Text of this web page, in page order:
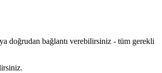
doğrudan bağlantı verebilirsiniz - tüm gerekli